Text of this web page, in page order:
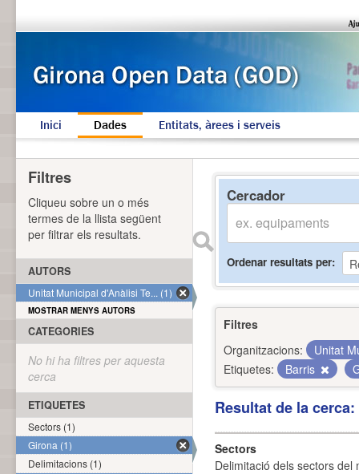
Inici Dades Entitats, àrees i serveis
Cercador
Ordenar resultats per
Filtres
Organitzacions:
Unitat
Etiquetes:
Barris
Resultat de la
Sectors
Delimitació dels sectors del
Filtres
Cliqueu sobre un o més
termes de la llista següent
per filtrar els resultats.
AUTORS
Unitat Municipal d'Anàlisi Te... (1)
MOSTRAR MENYS AUTORS
CATEGORIES
No hi ha filtres per aquesta
cerca
ETIQUETES
Sectors (1)
Girona (1)
Delimitacions (1)